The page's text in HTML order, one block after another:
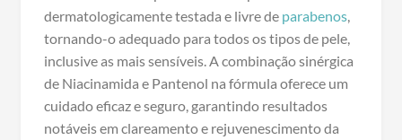
dermatologicamente testada e livre de parabenos,
tornando-o adequado para todos os tipos de pele,
inclusive as mais sensíveis. A combinação sinérgica
de Niacinamida e Pantenol na fórmula oferece um
cuidado eficaz e seguro, garantindo resultados
notáveis em clareamento e rejuvenescimento da